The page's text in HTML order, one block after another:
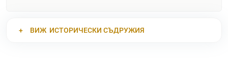
ВИЖ ИСТОРИЧЕСКИ СЪДРУЖИЯ